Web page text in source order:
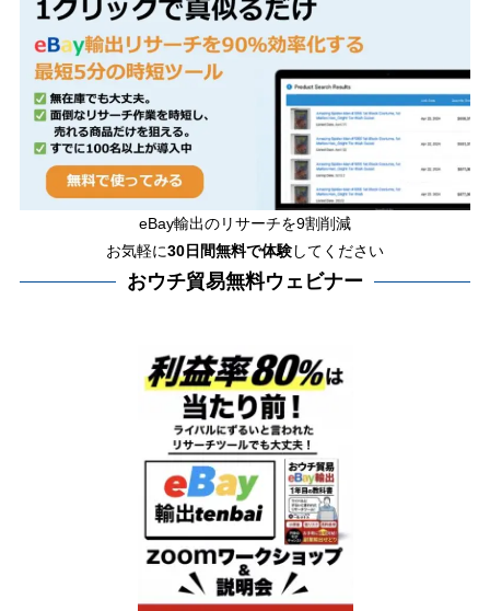
eBay輸出のリサーチを9割削減
お気軽に30日間無料で体験してください
おウチ貿易無料ウェビナー